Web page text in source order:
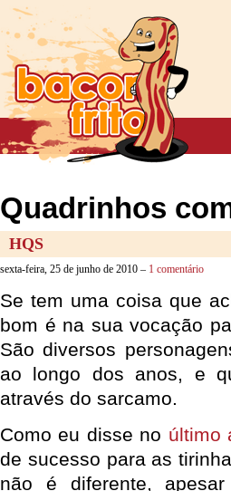
Quadrinhos
HQS
sexta-feira, 25 de junho de 2010 – 1 comentário
Se tem uma coisa que
bom é na sua vocação
São diversos
ao longo dos anos, e
através do sarcamo.
Como eu disse no último
de sucesso para as
não é diferente,